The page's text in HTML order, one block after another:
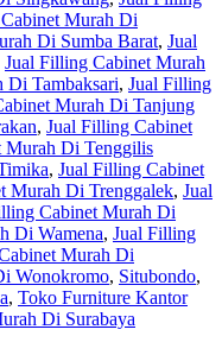
Murah Di
Di Sumba Barat, Jual
Jual Filling Cabinet Murah
Di Tambaksari, Jual Filling
Murah Di Tanjung
, Jual Filling Cabinet
Murah Di Tenggilis
, Jual Filling Cabinet
Murah Di Trenggalek, Jual
Cabinet Murah Di
Di Wamena, Jual Filling
Murah Di
Wonokromo, Situbondo,
, Toko Furniture Kantor
Di Surabaya